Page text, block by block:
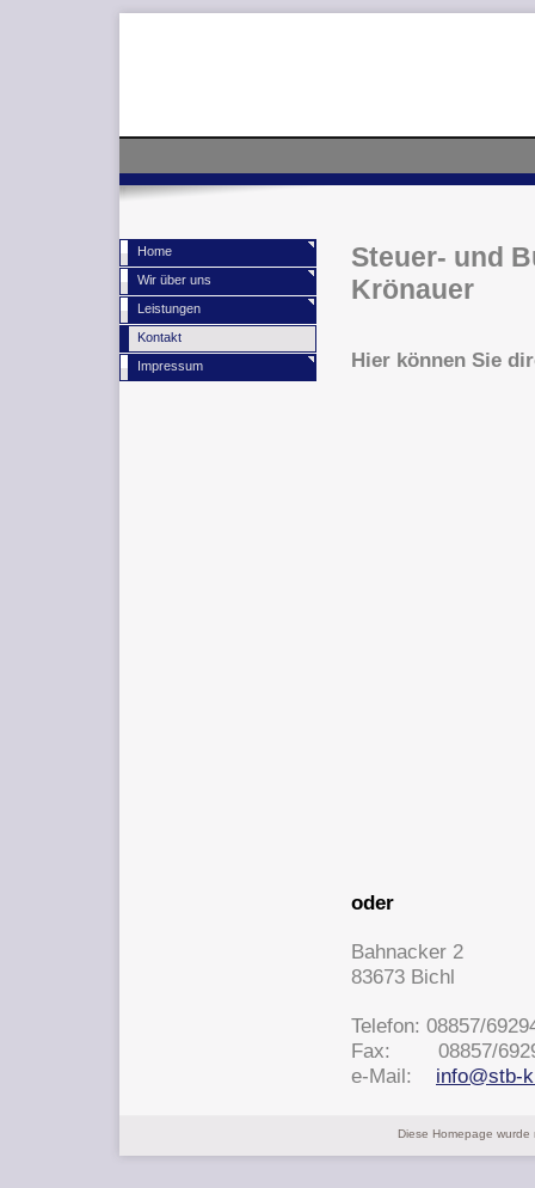
Home
Wir über uns
Leistungen
Kontakt
Impressum
Steuer- und
Krönauer
Hier können Sie
oder
Bahnacker 2
83673 Bichl
Telefon: 08857/
Fax: 08857/
e-Mail:
info@stb-
Diese Homepage